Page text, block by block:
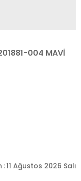
004 MAVİ
:11 Ağustos 2026 Salı